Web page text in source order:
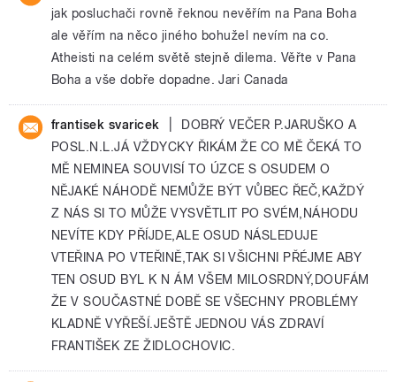
jak posluchači rovně řeknou nevěřím na Pana Boha
ale věřím na něco jiného bohužel nevím na co.
Atheisti na celém světě stejně dilema. Věřte v Pana
Boha a vše dobře dopadne. Jari Canada
frantisek svaricek
DOBRÝ VEČER P.JARUŠKO A
POSL.N.L.JÁ VŽDYCKY ŘIKÁM ŽE CO MĚ ČEKÁ TO
MĚ NEMINEA SOUVISÍ TO ÚZCE S OSUDEM O
NĚJAKÉ NÁHODĚ NEMŮŽE BÝT VŮBEC ŘEČ,KAŽDÝ
Z NÁS SI TO MŮŽE VYSVĚTLIT PO SVÉM,NÁHODU
NEVÍTE KDY PŘÍJDE,ALE OSUD NÁSLEDUJE
VTEŘINA PO VTEŘINĚ,TAK SI VŠICHNI PŘÉJME ABY
TEN OSUD BYL K N ÁM VŠEM MILOSRDNÝ,DOUFÁM
ŽE V SOUČASTNÉ DOBĚ SE VŠECHNY PROBLÉMY
KLADNĚ VYŘEŠÍ.JEŠTĚ JEDNOU VÁS ZDRAVÍ
FRANTIŠEK ZE ŽIDLOCHOVIC.